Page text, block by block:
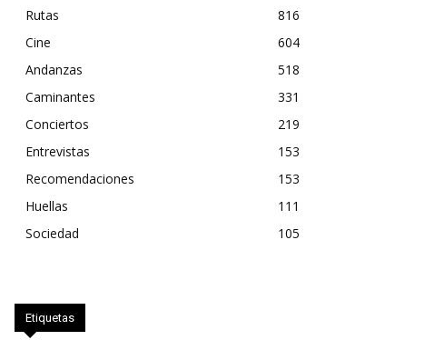
Rutas
816
Cine
604
Andanzas
518
Caminantes
331
Conciertos
219
Entrevistas
153
Recomendaciones
153
Huellas
111
Sociedad
105
Etiquetas